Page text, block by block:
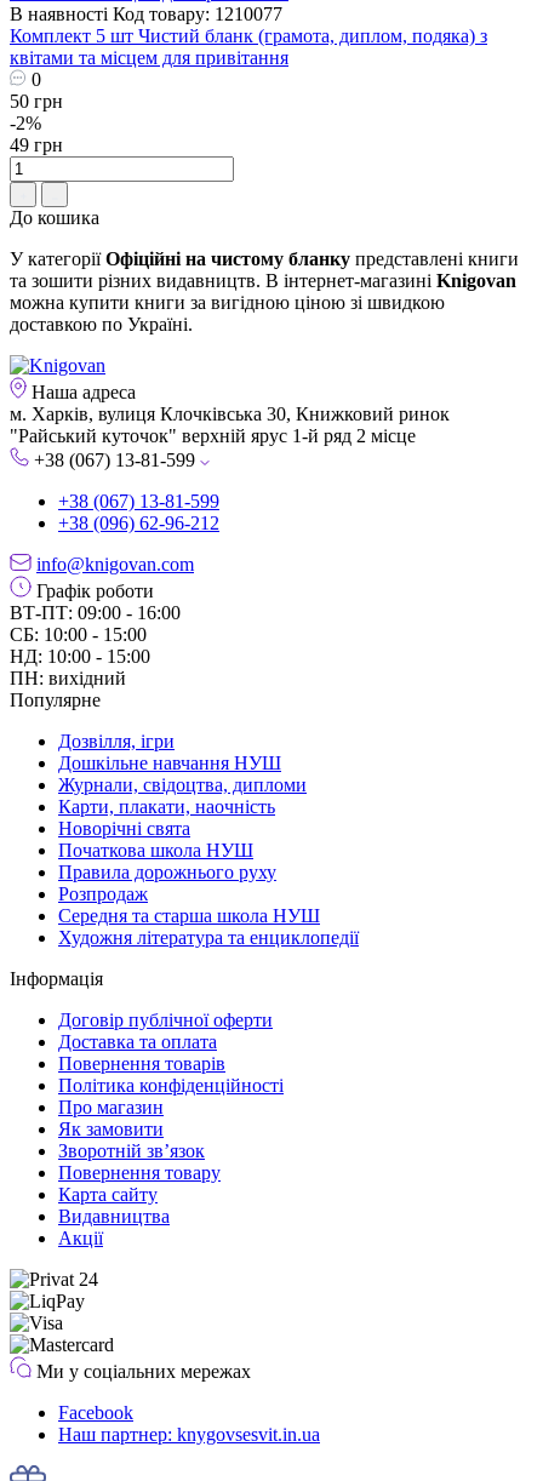
В наявності Код товару: 1210077
Комплект 5 шт Чистий бланк (грамота, диплом, подяка) з
квітами та місцем для привітання
0
50 грн
-2%
49 грн
До кошика
У категоріїОфіційні на чистому бланку представлені книги
та зошити різних видавництв. В інтернет-магазині Knigovan
можна купити книги за вигідною ціною зі швидкою
доставкою по Україні.
Наша адреса
м. Харків, вулиця Клочківська 30, Книжковий ринок
"Райський куточок" верхній ярус 1-й ряд 2 місце
+38 (067) 13-81-599
+38 (067) 13-81-599
+38 (096) 62-96-212
info@knigovan.com
Графік роботи
ВТ-ПТ: 09:00 - 16:00
СБ: 10:00 - 15:00
НД: 10:00 - 15:00
ПН: вихідний
Популярне
Дозвілля, ігри
Дошкільне навчання НУШ
Журнали, свідоцтва, дипломи
Карти, плакати, наочність
Новорічні свята
Початкова школа НУШ
Правила дорожнього руху
Розпродаж
Середня та старша школа НУШ
Художня література та енциклопедії
Інформація
Договір публічної оферти
Доставка та оплата
Повернення товарів
Політика конфіденційності
Про магазин
Як замовити
Зворотній зв’язок
Повернення товару
Карта сайту
Видавництва
Акції
Ми у соціальних мережах
Facebook
Наш партнер: knygovsesvit.in.ua